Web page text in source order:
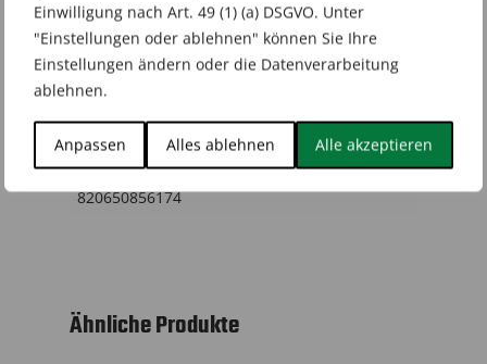
Einwilligung nach Art. 49 (1) (a) DSGVO. Unter
"Einstellungen oder ablehnen" können Sie Ihre
Einstellungen ändern oder die Datenverarbeitung
ablehnen.
Anpassen Alles ablehnen Alle akzeptieren
Marke
Pokémon
Sprache
Englisch
GTIN
820650856174
Ähnliche Produkte